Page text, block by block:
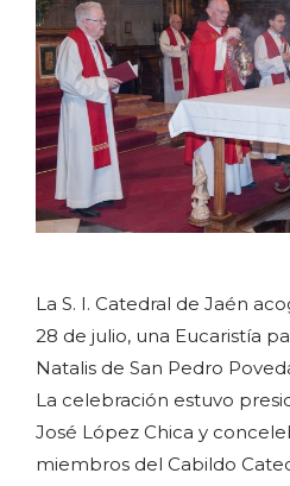
La S. I. Catedral de Jaén
28 de julio, una Eucaristía
Natalis de San Pedro
La celebración estuvo
José López Chica y
miembros del Cabildo